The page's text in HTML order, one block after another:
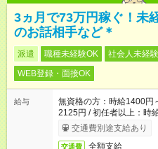
3ヵ月で73万円稼ぐ！未
のお話相手など＊
派遣 職種未経験OK 社会人未経
WEB登録・面接OK
給与
無資格の方：時給1400円
2125円 / 初任者以上：時
交通費別途支給あり
交通費 全額支給